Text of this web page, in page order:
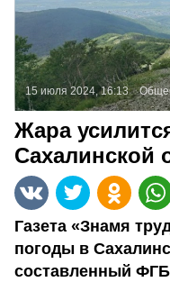
15 июля 2024, 16:13
Жара
Сахалинской
Газета «Знамя
погоды в
составленный